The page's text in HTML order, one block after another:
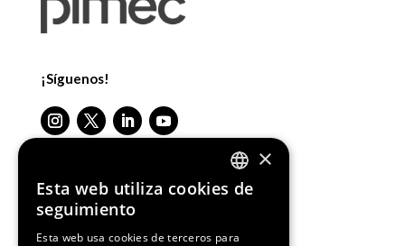
¡Síguenos!
Media Partners
ENGLISH
×
Esta web utiliza cookies de
seguimiento
Esta web usa cookies de terceros para